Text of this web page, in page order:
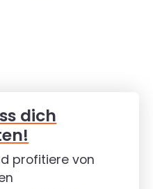
dich
profitiere von